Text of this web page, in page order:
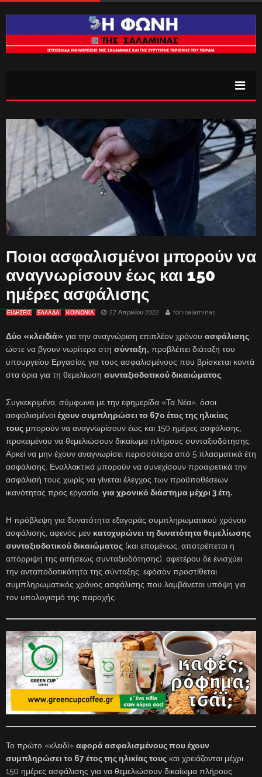
Ποιοι ασφαλισμένοι μπορούν να
αναγνωρίσουν έως και 150
ημέρες ασφάλισης
ΕΙΔΗΣΕΙΣ ΕΛΛΑΔΑ ΚΟΙΝΩΝΙΑ 27 Απριλίου 2022 fonisalaminas
Δύο «κλειδιά» για την αναγνώριση επιπλέον χρόνου ασφάλισης
ώστε να βγουν νωρίτερα στη σύνταξη, προβλέπει διάταξη του
υπουργείου Εργασίας για τους ασφαλισμένους που βρίσκεται κοντά
στα όρια για τη θεμελίωση συνταξιοδοτικού δικαιώματος
Συγκεκριμένα, σύμφωνα με την εφημερίδα «Τα Νέα», όσοι
ασφαλισμένοιέχουν συμπληρώσει το 67ο έτος της ηλικίας
τους μπορούν να αναγνωρίσουν έως και 150 ημέρες ασφάλισης,
προκειμένου να θεμελιώσουν δικαίωμα πλήρους συνταξιοδότησης.
Αρκεί να μην έχουν αναγνωρίσει περισσότερα από 5 πλασματικά έτη
ασφάλισης. Εναλλακτικά μπορούν να συνεχίσουν προαιρετικά την
ασφάλισή τους χωρίς να γίνεται έλεγχος των προϋποθέσεων
ικανότητας προς εργασία, για χρονικό διάστημα μέχρι 3 έτη.
Η πρόβλεψη για δυνατότητα εξαγοράς συμπληρωματικού χρόνου
ασφάλισης, αφενός μεν κατοχυρώνει τη δυνατότητα θεμελίωσης
συνταξιοδοτικού δικαιώματος (και επομένως, αποτρέπεται η
απόρριψη της αιτήσεως συνταξιοδότησης), αφετέρου δε ενισχύει
την ανταποδοτικότητα της σύνταξης, εφόσον προστίθεται
συμπληρωματικός χρόνος ασφάλισης που λαμβάνεται υπόψη για
τον υπολογισμό της παροχής.
Το πρώτο «κλειδί» αφορά ασφαλισμένους που έχουν
συμπληρώσει το 67 έτος της ηλικίας τους και χρειάζονται μέχρι
150 ημέρες ασφάλισης για να θεμελιώσουν δικαίωμα πλήρους